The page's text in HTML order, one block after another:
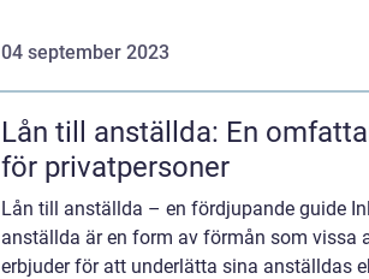
04 september 2023
Lån till anställda: En
för privatpersoner
Lån till anställda – en fördjupande guide
anställda är en form av förmån som vissa
erbjuder för att underlätta sina anställdas